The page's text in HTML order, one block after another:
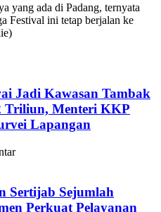
yang ada di Padang, ternyata
Festival ini tetap berjalan ke
Jadi Kawasan Tambak
Triliun, Menteri KKP
Lapangan
Sertijab Sejumlah
Perkuat Pelayanan